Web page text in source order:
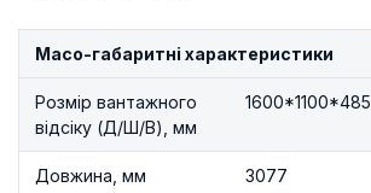
Масо-габаритні характеристики
Розмір вантажного
відсіку (Д/Ш/В), мм
1600*1100*485
Довжина, мм 3077